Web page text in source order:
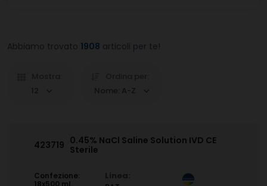
Abbiamo trovato 1908 articoli per te!
12
Nome: A-Z
423719 0.45% NaCl Saline Solution IVD CE
Sterile
Confezione:
18x500 ml.
Linea: